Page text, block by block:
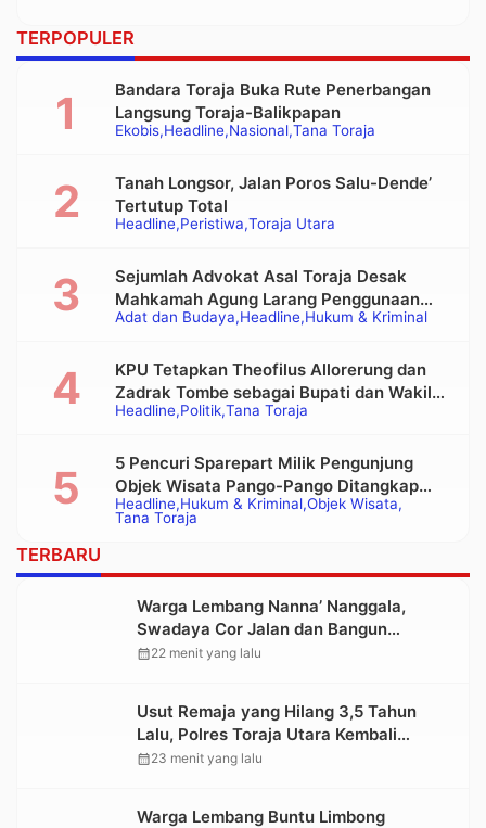
TERPOPULER
Ekobis Headline Nasional Tana Toraja
Bandara Toraja Buka Rute Penerbangan
Langsung Toraja-Balikpapan
Headline Peristiwa Toraja Utara
Tanah Longsor, Jalan Poros Salu-Dende’
Tertutup Total
Adat dan Budaya Headline Hukum & Kriminal
Sejumlah Advokat Asal Toraja Desak
Mahkamah Agung Larang Penggunaan
Alat Berat pada Eksekusi Rumah Adat
Headline Politik Tana Toraja
KPU Tetapkan Theofilus Allorerung dan
Zadrak Tombe sebagai Bupati dan Wakil
Bupati Tana Toraja Terpilih
Headline Hukum & Kriminal Objek Wisata
Tana Toraja
5 Pencuri Sparepart Milik Pengunjung
Objek Wisata Pango-Pango Ditangkap
Polisi
TERBARU
Warga Lembang Nanna’ Nanggala,
Swadaya Cor Jalan dan Bangun
Jembatan
calendar_month22 menit yang lalu
Usut Remaja yang Hilang 3,5 Tahun
Lalu, Polres Toraja Utara Kembali
Datangi TKP
calendar_month23 menit yang lalu
Warga Lembang Buntu Limbong